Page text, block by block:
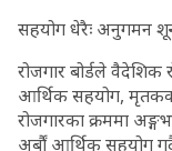
सहयोग धेरैः अनुगमन
रोजगार बोर्डले वैदेशिक
आर्थिक सहयोग, मृतकका
रोजगारका क्रममा
अर्बौं आर्थिक सहयोग